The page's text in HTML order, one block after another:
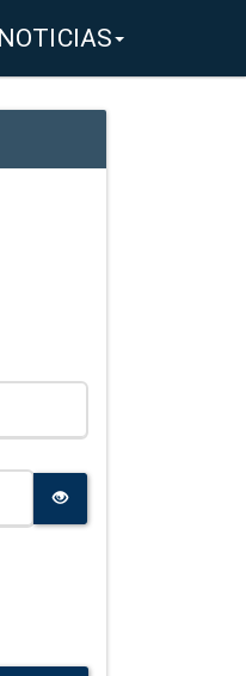
NOTICIAS